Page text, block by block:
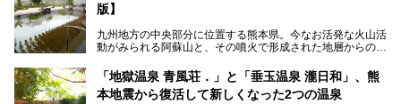
今回は地元九州の温泉ライターの私が実際に入浴した中か
設・家族風呂の3パターンに分類し、合計10施設を厳選して
ご紹介。ぜひ、湯めぐりの参考にして下さいね！
版】
九州地方の中央部分に位置する熊本県。今なお活発な火山活
動がみられる阿蘇山と、その噴火で形成された地層からの湧
す。
そんな熊本県は、県内の至るところから温泉が湧いている温
泉県でもあります。山鹿温泉、玉名温泉、黒川温泉、人吉温
「地獄温泉 青風荘．」と「垂玉温泉 瀧日和」、熊
本地震から復活して新しくなった2つの温泉